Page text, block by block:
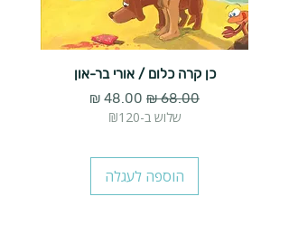
כן קרה כלום / אורי בר-און
מחיר רגיל מחיר מבצע
שלוש ב-₪120
הוספה לעגלה